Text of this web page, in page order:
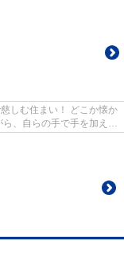
しむ住まい！ どこか懐か
、自らの手で手を加え、